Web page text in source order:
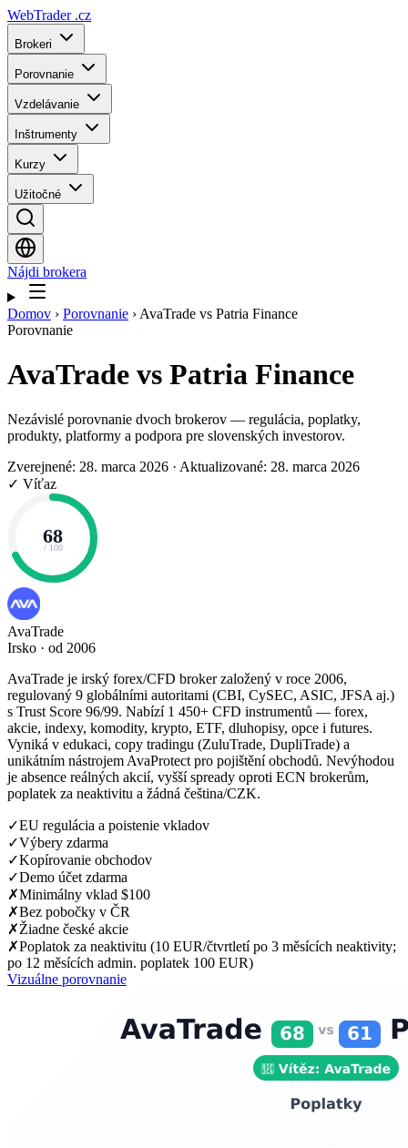
WebTrader .cz
Brokeri
Porovnanie
Vzdelávanie
Inštrumenty
Kurzy
Užitočné
Nájdi brokera
Domov › Porovnanie › AvaTrade vs Patria Finance
Porovnanie
AvaTrade vs Patria Finance
Nezávislé porovnanie dvoch brokerov — regulácia, poplatky,
produkty, platformy a podpora pre slovenských investorov.
Zverejnené: 28. marca 2026 · Aktualizované: 28. marca 2026
✓ Víťaz
68
/ 100
AvaTrade
Irsko · od 2006
AvaTrade je irský forex/CFD broker založený v roce 2006,
regulovaný 9 globálními autoritami (CBI, CySEC, ASIC, JFSA aj.)
s Trust Score 96/99. Nabízí 1 450+ CFD instrumentů — forex,
akcie, indexy, komodity, krypto, ETF, dluhopisy, opce i futures.
Vyniká v edukaci, copy tradingu (ZuluTrade, DupliTrade) a
unikátním nástrojem AvaProtect pro pojištění obchodů. Nevýhodou
je absence reálných akcií, vyšší spready oproti ECN brokerům,
poplatek za neaktivitu a žádná čeština/CZK.
✓EU regulácia a poistenie vkladov
✓Výbery zdarma
✓Kopírovanie obchodov
✓Demo účet zdarma
✗Minimálny vklad $100
✗Bez pobočky v ČR
✗Žiadne české akcie
✗Poplatok za neaktivitu (10 EUR/čtvrtletí po 3 měsících neaktivity;
po 12 měsících admin. poplatek 100 EUR)
Vizuálne porovnanie